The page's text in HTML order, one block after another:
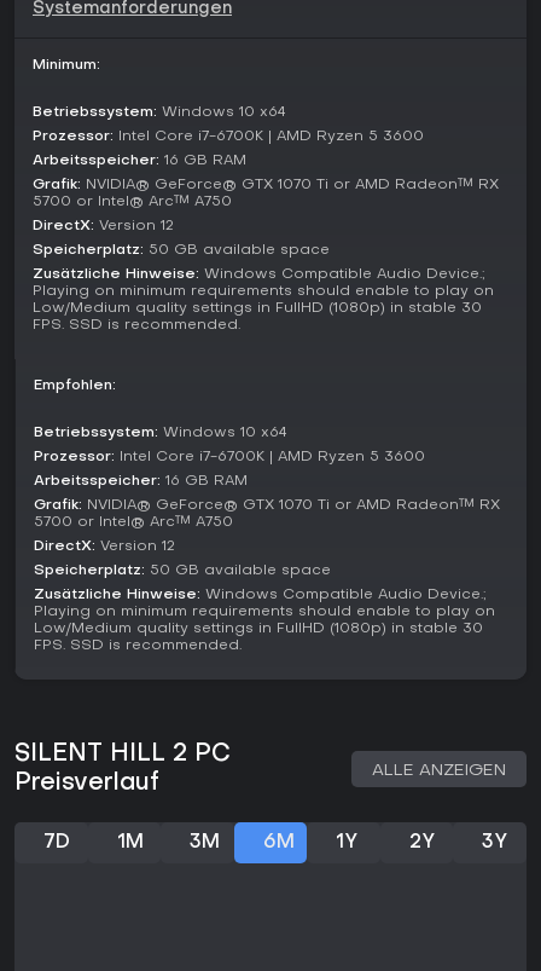
aber die Karte für einen frischen Ansatz in einer von Nebel
verleihen der Welt mehr Lebendigkeit und Bedrückung,
Storytelling.
Für Fans von psychologischen Horror- und Story-
getriebenen Spielen ist Silent Hill 2 mit seinem treuen Remake
ein Highlight: Moderne Kämpfe und Grafik bewahren die
ursprüngliche Spannung. Kritiker loben Atmosphäre,
Survival-Horror-Genre. Manche berichten von kleineren
technischen Problemen wie Framedrops, doch die Resonanz
betont die gruseligen Momente und emotionale Tiefe. Wer
High-End-PCs, wo die Verbesserungen zur Geltung kommen.
Systemanforderungen
Minimum:
Betriebssystem: Windows 10 x64
Prozessor: Intel Core i7-6700K | AMD Ryzen 5 3600
Arbeitsspeicher: 16 GB RAM
Grafik: NVIDIA® GeForce® GTX 1070 Ti or AMD Radeon™ RX
5700 or Intel® Arc™ A750
DirectX: Version 12
Speicherplatz: 50 GB available space
Zusätzliche Hinweise: Windows Compatible Audio Device.;
Playing on minimum requirements should enable to play on
Low/Medium quality settings in FullHD (1080p) in stable 30
FPS. SSD is recommended.
Empfohlen:
Betriebssystem: Windows 10 x64
Prozessor: Intel Core i7-6700K | AMD Ryzen 5 3600
Arbeitsspeicher: 16 GB RAM
Grafik: NVIDIA® GeForce® GTX 1070 Ti or AMD Radeon™ RX
5700 or Intel® Arc™ A750
DirectX: Version 12
Speicherplatz: 50 GB available space
Zusätzliche Hinweise: Windows Compatible Audio Device.;
Playing on minimum requirements should enable to play on
Low/Medium quality settings in FullHD (1080p) in stable 30
FPS. SSD is recommended.
SILENT HILL 2 PC
Preisverlauf
ALLE ANZEIGEN
7D 1M 3M 6M 1Y 2Y 3Y